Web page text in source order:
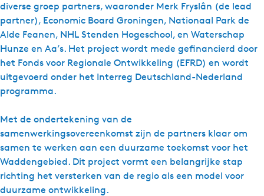
diverse groep partners, waaronder Merk Fryslân (de lead
partner), Economic Board Groningen, Nationaal Park de
Alde Feanen, NHL Stenden Hogeschool, en Waterschap
Hunze en Aa’s. Het project wordt mede gefinancierd door
het Fonds voor Regionale Ontwikkeling (EFRD) en wordt
uitgevoerd onder het Interreg Deutschland-Nederland
programma.
Met de ondertekening van de
samenwerkingsovereenkomst zijn de partners klaar om
samen te werken aan een duurzame toekomst voor het
Waddengebied. Dit project vormt een belangrijke stap
richting het versterken van de regio als een model voor
duurzame ontwikkeling.